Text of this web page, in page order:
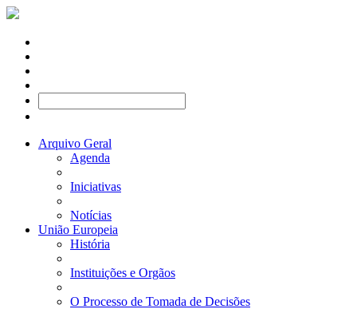
Arquivo Geral
Agenda
Iniciativas
Notícias
União Europeia
História
Instituições e Orgãos
O Processo de Tomada de Decisões